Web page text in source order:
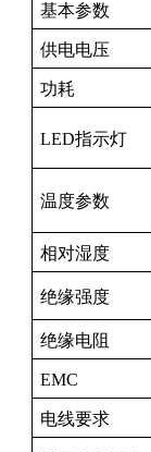
基本参数
供电电压
功耗
LED指示灯
温度参数
相对湿度
绝缘强度
绝缘电阻
EMC
电线要求